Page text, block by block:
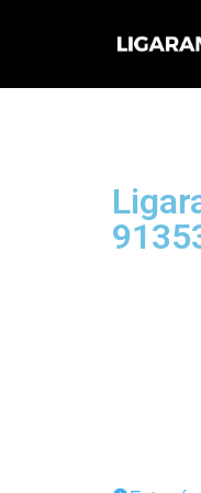
para